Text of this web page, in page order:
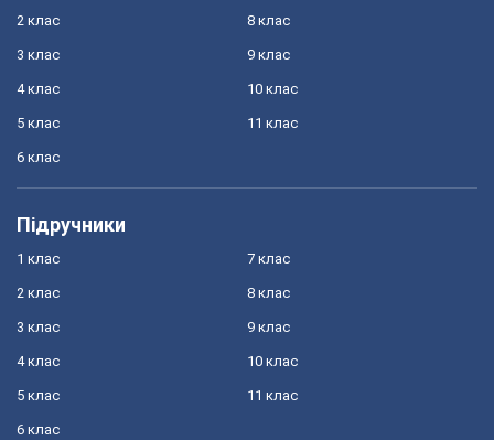
2 клас
3 клас
4 клас
5 клас
6 клас
8 клас
9 клас
10 клас
11 клас
Підручники
1 клас
2 клас
3 клас
4 клас
5 клас
6 клас
7 клас
8 клас
9 клас
10 клас
11 клас